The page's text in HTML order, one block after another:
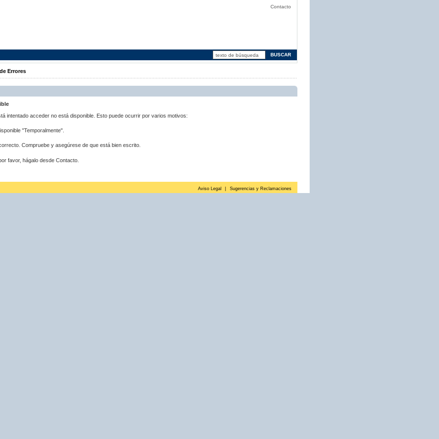
Contacto
Errores
intentado acceder no está disponible. Esto puede ocurrir por varios motivos:
"Temporalmente".
Compruebe y asegúrese de que está bien escrito.
favor, hágalo desde Contacto.
Aviso Legal Sugerencias y Reclamaciones